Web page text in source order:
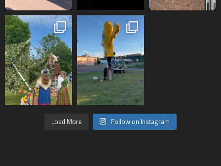
Load More Follow on Instagram